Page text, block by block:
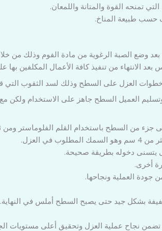
تمنحه القوة والمتانة واللمعان.
حسب طبيعة المناخ.
الانتهاء من تنفيذ كافة الأعمال المكلفين
خطوات العزل على السطح وذلك لسد الثقوب التي
العميل السطح جاهز على الاستخدام ولكن مع
جزء من السطح باستخدام القلم الفلوماستر ومن
العزل.
يتسنى دخوله بطريقة صحيحة.
أخرى.
جودة العملية ونجاحها.
بشكل جيد حتى يصبح السطح أملس في النهاية.
تضمن نجاح عملية العزل وتحقيق أعلى مستويات